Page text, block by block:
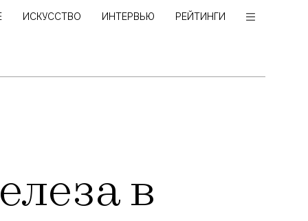
ИСКУССТВО ИНТЕРВЬЮ РЕЙТИНГИ
в